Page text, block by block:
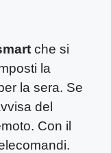
che si
la
la sera. Se
del
Con il